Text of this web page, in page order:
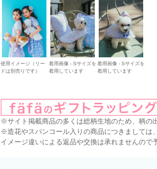
使用イメージ（リー
ドは別売りです）
着用画像 - Sサイズを
着用しています
着用画像 - Sサイズを
着用しています
※サイト掲載商品の多くは総柄生地のため、柄の
※造花やスパンコール入りの商品につきましては
イメージ違いによる返品や交換は承れませんので